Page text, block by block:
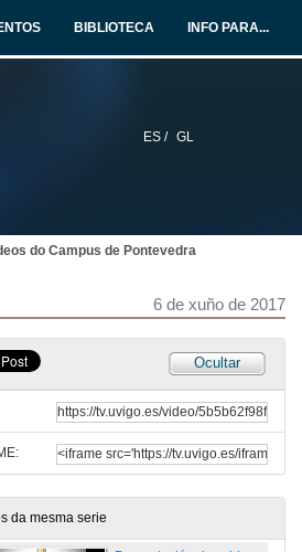
BIBLIOTECA INFO PARA...
ES / GL
do Campus de Pontevedra
6 de xuño de 2017
Ocultar
da mesma serie
Presentación do acto
6 de xuño de 2017
Presentación dos videos do Campus de Vigo
A universidade basea a súa nova campaña de imaxe en casos de éxito de egresadas e egresados
Presentación dos videos do Campus de Ourense
A universidade basea a súa nova campaña de imaxe en casos de éxito de egresadas e egresados
6 de xuño de 2017